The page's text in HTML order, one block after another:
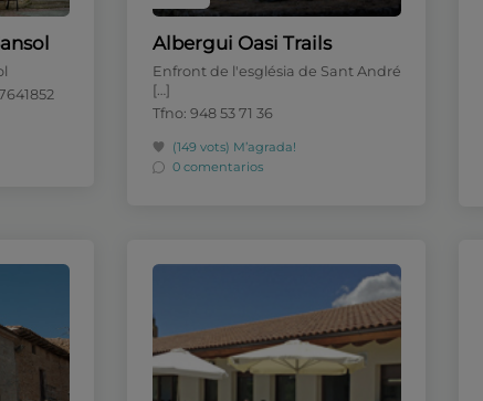
Albergui Oasi Trails
Enfront de l'església de Sant André
[…]
Tfno: 948 53 71 36
(149 vots) M’agrada!
0 comentarios